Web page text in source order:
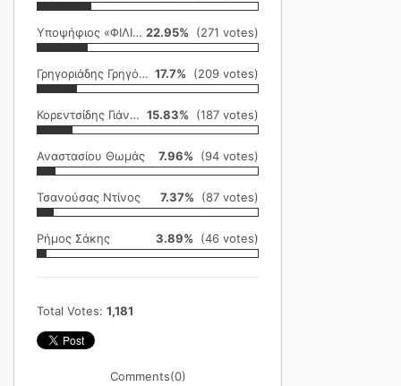
Υποψήφιος «ΦΙΛΙΚΗ ΕΤΑΙΡΕΙΑ» 22.95% (271 votes)
Γρηγοριάδης Γρηγόρης 17.7% (209 votes)
Κορεντσίδης Γιάννης 15.83% (187 votes)
Αναστασίου Θωμάς 7.96% (94 votes)
Τσανούσας Ντίνος 7.37% (87 votes)
Ρήμος Σάκης 3.89% (46 votes)
Total Votes: 1,181
Comments(0)